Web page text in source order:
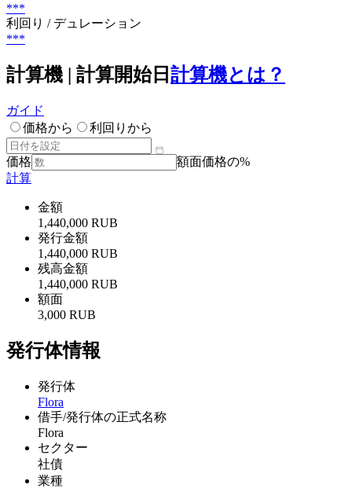
***
利回り / デュレーション
***
計算機 | 計算開始日 計算機とは？
ガイド
価格から
利回りから
価格
額面価格の%
計算
金額
1,440,000 RUB
発行金額
1,440,000 RUB
残高金額
1,440,000 RUB
額面
3,000 RUB
発行体情報
発行体
Flora
借手/発行体の正式名称
Flora
セクター
社債
業種